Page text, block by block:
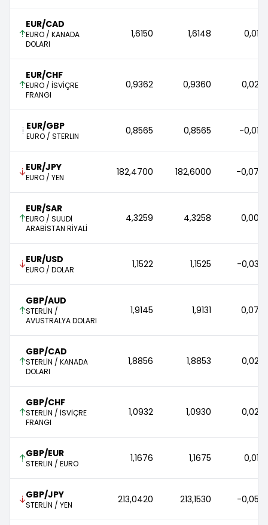
EUR/CAD
EURO / KANADA
DOLARI
1,6150 1,6148 0,01
EUR/CHF
EURO / İSVİÇRE
FRANGI
0,9362 0,9360 0,02
EUR/GBP
EURO / STERLIN 0,8565 0,8565 -0,01
EUR/JPY
EURO / YEN 182,4700 182,6000 -0,07
EUR/SAR
EURO / SUUDİ
ARABİSTAN RİYALİ
4,3259 4,3258 0,00
EUR/USD
EURO / DOLAR 1,1522 1,1525 -0,03
GBP/AUD
STERLİN /
AVUSTRALYA DOLARI
1,9145 1,9131 0,07
GBP/CAD
STERLİN / KANADA
DOLARI
1,8856 1,8853 0,02
GBP/CHF
STERLİN / İSVİÇRE
FRANGI
1,0932 1,0930 0,02
GBP/EUR
STERLİN / EURO 1,1676 1,1675 0,01
GBP/JPY
STERLİN / YEN 213,0420 213,1530 -0,05